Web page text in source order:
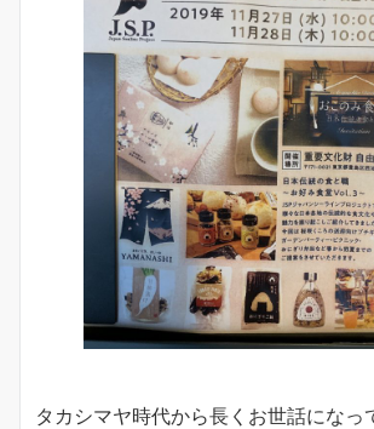
タカシマヤ時代から長くお世話になっ